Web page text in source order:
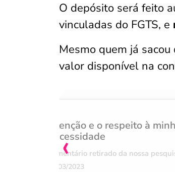
O depósito será feito
vinculadas do FGTS, e
Mesmo quem já
valor disponível na
Atenção e o respeito à
necessidade
Comentário retirado da nossa
07/03/2023
‹